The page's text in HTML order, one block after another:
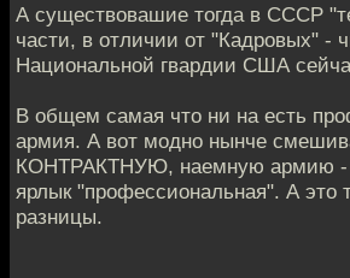
А существовашие тогда в СССР
части, в отличии от "Кадровых" -
Национальной гвардии США
В общем самая что ни на есть
армия. А вот модно нынче
КОНТРАКТНУЮ, наемную армию -
ярлык "профессиональная". А это
разницы.